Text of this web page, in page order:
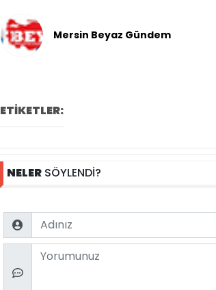
Mersin Beyaz Gündem
ETİKETLER:
NELER SÖYLENDİ?
Name
Comment